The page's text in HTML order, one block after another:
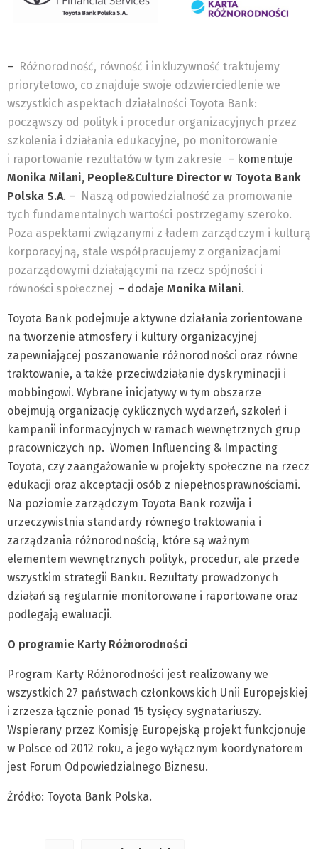
– Różnorodność, równość i inkluzywność traktujemy
priorytetowo, co znajduje swoje odzwierciedlenie we
wszystkich aspektach działalności Toyota Bank:
począwszy od polityk i procedur organizacyjnych przez
szkolenia i działania edukacyjne, po monitorowanie
i raportowanie rezultatów w tym zakresie – komentuje
Monika Milani, People&Culture Director w Toyota Bank
Polska S.A. – Naszą odpowiedzialność za promowanie
tych fundamentalnych wartości postrzegamy szeroko.
Poza aspektami związanymi z ładem zarządczym i kulturą
korporacyjną, stale współpracujemy z organizacjami
pozarządowymi działającymi na rzecz spójności i
równości społecznej – dodaje Monika Milani.
Toyota Bank podejmuje aktywne działania zorientowane
na tworzenie atmosfery i kultury organizacyjnej
zapewniającej poszanowanie różnorodności oraz równe
traktowanie, a także przeciwdziałanie dyskryminacji i
mobbingowi. Wybrane inicjatywy w tym obszarze
obejmują organizację cyklicznych wydarzeń, szkoleń i
kampanii informacyjnych w ramach wewnętrznych grup
pracowniczych np. Women Influencing & Impacting
Toyota, czy zaangażowanie w projekty społeczne na rzecz
edukacji oraz akceptacji osób z niepełnosprawnościami.
Na poziomie zarządczym Toyota Bank rozwija i
urzeczywistnia standardy równego traktowania i
zarządzania różnorodnością, które są ważnym
elementem wewnętrznych polityk, procedur, ale przede
wszystkim strategii Banku. Rezultaty prowadzonych
działań są regularnie monitorowane i raportowane oraz
podlegają ewaluacji.
O programie Karty Różnorodności
Program Karty Różnorodności jest realizowany we
wszystkich 27 państwach członkowskich Unii Europejskiej
i zrzesza łącznie ponad 15 tysięcy sygnatariuszy.
Wspierany przez Komisję Europejską projekt funkcjonuje
w Polsce od 2012 roku, a jego wyłącznym koordynatorem
jest Forum Odpowiedzialnego Biznesu.
Źródło: Toyota Bank Polska.